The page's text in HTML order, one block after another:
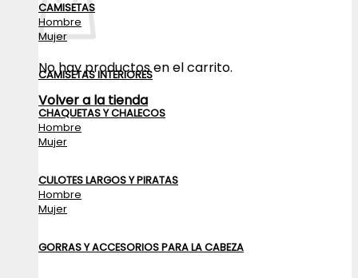
No hay productos en el carrito.
Volver a la tienda
CAMISETAS
Hombre
Mujer
CAMISETAS INTERIORES
CHAQUETAS Y CHALECOS
Hombre
Mujer
CULOTES LARGOS Y PIRATAS
Hombre
Mujer
GORRAS Y ACCESORIOS PARA LA CABEZA